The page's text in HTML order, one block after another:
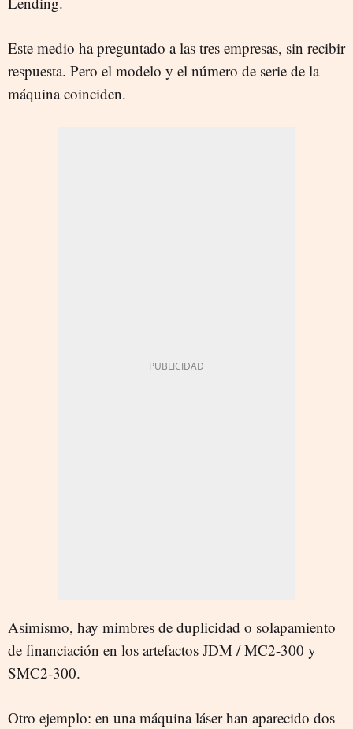
Este medio ha preguntado a las tres empresas, sin recibir
respuesta. Pero el modelo y el número de serie de la
máquina coinciden.
Asimismo, hay mimbres de duplicidad o solapamiento
de financiación en los artefactos JDM / MC2-300 y
SMC2-300.
Otro ejemplo: en una máquina láser han aparecido dos